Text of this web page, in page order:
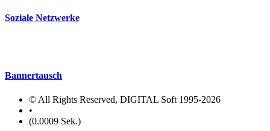
Soziale Netzwerke
Bannertausch
© All Rights Reserved, DIGITAL Soft 1995-2026
•
(0.0009 Sek.)